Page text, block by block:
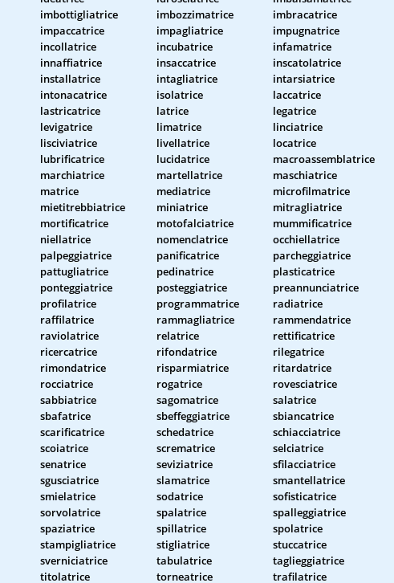
imbottigliatrice imbozzimatrice
imbracatrice
impaccatrice impagliatrice
impugnatrice
incollatrice incubatrice
infamatrice
innaffiatrice insaccatrice
inscatolatrice
installatrice intagliatrice
intarsiatrice
intonacatrice isolatrice
laccatrice
lastricatrice latrice
legatrice
levigatrice limatrice
linciatrice
lisciviatrice livellatrice
locatrice
lubrificatrice lucidatrice
macroassemblatrice
marchiatrice martellatrice
maschiatrice
matrice mediatrice
microfilmatrice
mietitrebbiatrice miniatrice
mitragliatrice
mortificatrice motofalciatrice
mummificatrice
niellatrice nomenclatrice
occhiellatrice
palpeggiatrice panificatrice
parcheggiatrice
pattugliatrice pedinatrice
plasticatrice
ponteggiatrice posteggiatrice
preannunciatrice
profilatrice programmatrice
radiatrice
raffilatrice rammagliatrice
rammendatrice
raviolatrice relatrice
rettificatrice
ricercatrice rifondatrice
rilegatrice
rimondatrice risparmiatrice
ritardatrice
rocciatrice rogatrice
rovesciatrice
sabbiatrice sagomatrice
salatrice
sbafatrice sbeffeggiatrice
sbiancatrice
scarificatrice schedatrice
schiacciatrice
scoiatrice scrematrice
selciatrice
senatrice seviziatrice
sfilacciatrice
sgusciatrice slamatrice
smantellatrice
smielatrice sodatrice
sofisticatrice
sorvolatrice spalatrice
spalleggiatrice
spaziatrice spillatrice
spolatrice
stampigliatrice stigliatrice
stuccatrice
sverniciatrice tabulatrice
taglieggiatrice
titolatrice torneatrice
trafilatrice